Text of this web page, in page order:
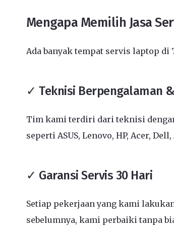
Mengapa Memilih Jasa
Ada banyak tempat servis laptop di
✓ Teknisi Berpengalaman
Tim kami terdiri dari teknisi
seperti ASUS, Lenovo, HP, Acer,
✓ Garansi Servis 30 Hari
Setiap pekerjaan yang kami
sebelumnya, kami perbaiki tanpa